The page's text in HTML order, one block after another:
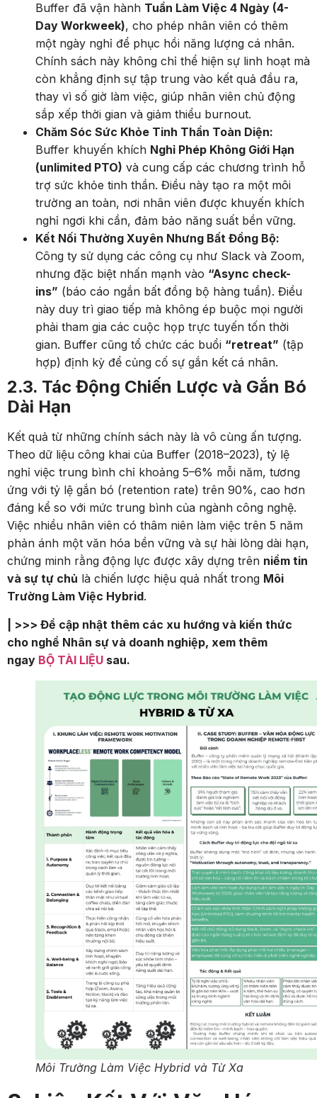
Buffer đã vận hành Tuần Làm Việc 4 Ngày (4-
Day Workweek), cho phép nhân viên có thêm
một ngày nghỉ để phục hồi năng lượng cá nhân.
Chính sách này không chỉ thể hiện sự linh hoạt mà
còn khẳng định sự tập trung vào kết quả đầu ra,
thay vì số giờ làm việc, giúp nhân viên chủ động
sắp xếp thời gian và giảm thiểu burnout.
Chăm Sóc Sức Khỏe Tinh Thần Toàn Diện:
Buffer khuyến khích Nghỉ Phép Không Giới Hạn
(unlimited PTO) và cung cấp các chương trình hỗ
trợ sức khỏe tinh thần. Điều này tạo ra một môi
trường an toàn, nơi nhân viên được khuyến khích
nghỉ ngơi khi cần, đảm bảo năng suất bền vững.
Kết Nối Thường Xuyên Nhưng Bất Đồng Bộ:
Công ty sử dụng các công cụ như Slack và Zoom,
nhưng đặc biệt nhấn mạnh vào “Async check-
ins” (báo cáo ngắn bất đồng bộ hàng tuần). Điều
này duy trì giao tiếp mà không ép buộc mọi người
phải tham gia các cuộc họp trực tuyến tốn thời
gian. Buffer cũng tổ chức các buổi “retreat” (tập
hợp) định kỳ để củng cố sự gắn kết cá nhân.
2.3. Tác Động Chiến Lược và Gắn Bó
Dài Hạn
Kết quả từ những chính sách này là vô cùng ấn tượng.
Theo dữ liệu công khai của Buffer (2018–2023), tỷ lệ
nghỉ việc trung bình chỉ khoảng 5–6% mỗi năm, tương
ứng với tỷ lệ gắn bó (retention rate) trên 90%, cao hơn
đáng kể so với mức trung bình của ngành công nghệ.
Việc nhiều nhân viên có thâm niên làm việc trên 5 năm
phản ánh một văn hóa bền vững và sự hài lòng dài hạn,
chứng minh rằng động lực được xây dựng trên niềm tin
và sự tự chủ là chiến lược hiệu quả nhất trong Môi
Trường Làm Việc Hybrid.
| >>> Để cập nhật thêm các xu hướng và kiến thức
cho nghề Nhân sự và doanh nghiệp, xem thêm
ngay BỘ TÀI LIỆU sau.
Môi Trường Làm Việc Hybrid và Từ Xa